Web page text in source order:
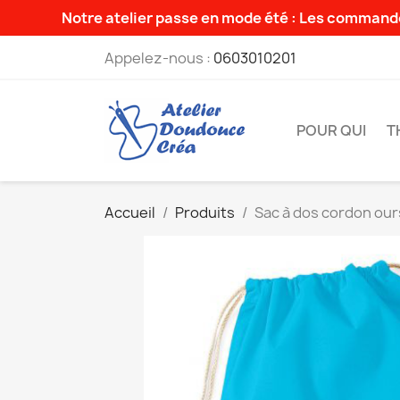
Notre atelier passe en mode été : Les
Appelez-nous : 0603010201
POUR QUI
Accueil Produits Sac à dos cordon